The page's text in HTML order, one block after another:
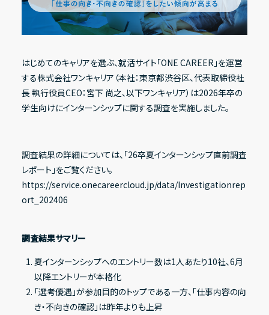
IR情報一覧
経営方針
代表メッセージ
業績・財務ハイライト
財政状態
IRライブラリー
Recruit
採用情報
Contact
お問い合わせ
X Facebook note
はじめてのキャリアを選ぶ、就活サイト「ONE CAREER」を運営
する株式会社ワンキャリア（本社：東京都渋谷区、代表取締役社
長 執行役員CEO：宮下 尚之、以下ワンキャリア）は2026年卒の
学生向けにインターンシップに関する調査を実施しました。
調査結果の詳細については、「26卒夏インターンシップ直前調査
レポート」をご覧ください。
https://service.onecareercloud.jp/data/Investigationrep
ort_202406
調査結果サマリー
夏インターンシップへのエントリー数は1人あたり10社、6月
以降エントリーが本格化
「選考優遇」が参加目的のトップである一方、「仕事内容の向
き・不向きの確認」は昨年よりも上昇